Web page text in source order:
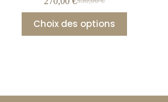
Choix des options